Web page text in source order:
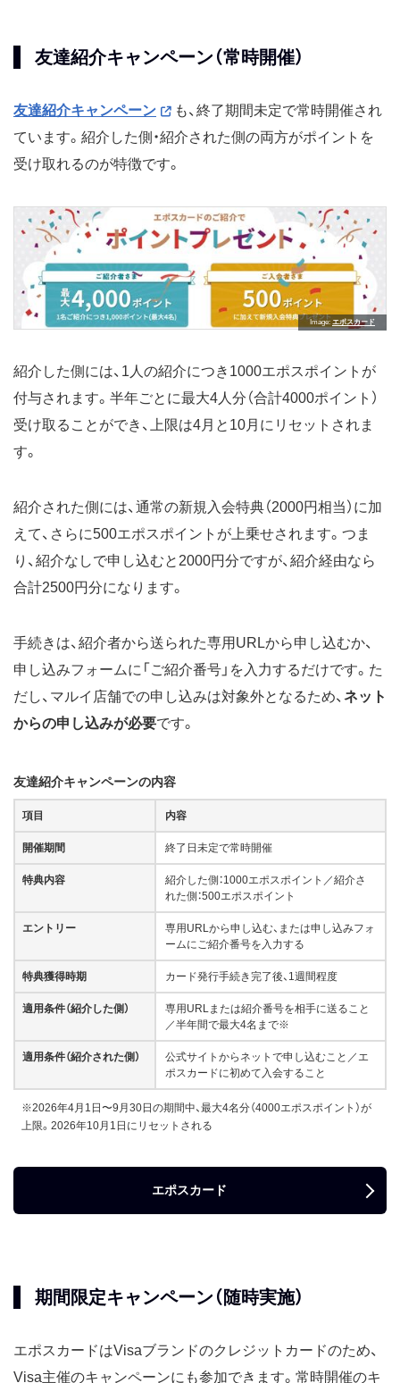
友達紹介キャンペーン（常時開催）
友達紹介キャンペーン
も、終了期間未定で常時開催され
ています。紹介した側・紹介された側の両方がポイントを
受け取れるのが特徴です。
Image エポスカード
紹介した側には、1人の紹介につき1000エポスポイントが
付与されます。半年ごとに最大4人分（合計4000ポイント）
受け取ることができ、上限は4月と10月にリセットされま
す。
紹介された側には、通常の新規入会特典（2000円相当）に加
えて、さらに500エポスポイントが上乗せされます。つま
り、紹介なしで申し込むと2000円分ですが、紹介経由なら
合計2500円分になります。
手続きは、紹介者から送られた専用URLから申し込むか、
申し込みフォームに「ご紹介番号」を入力するだけです。た
だし、マルイ店舗での申し込みは対象外となるため、 ネット
からの申し込みが必要です。
友達紹介キャンペーンの内容
項目 内容
開催期間 終了日未定で常時開催
特典内容
紹介した側：1000エポスポイント／紹介さ
れた側：500エポスポイント
エントリー
専用URLから申し込む、または申し込みフォ
ームにご紹介番号を入力する
特典獲得時期 カード発行手続き完了後、1週間程度
適用条件（紹介した側）
専用URLまたは紹介番号を相手に送ること
／半年間で最大4名まで※
適用条件（紹介された側）
公式サイトからネットで申し込むこと／エ
ポスカードに初めて入会すること
※2026年4月1日〜9月30日の期間中、最大4名分（4000エポスポイント）が
上限。2026年10月1日にリセットされる
エポスカード
期間限定キャンペーン（随時実施）
エポスカードはVisaブランドのクレジットカードのため、
Visa主催のキャンペーンにも参加できます。常時開催のキ